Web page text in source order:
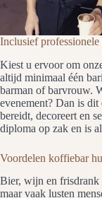
Inclusief professionele
Kiest u ervoor om
altijd minimaal één
barman of barvrouw.
evenement? Dan is
bereidt, decoreert en
diploma op zak en is
Voordelen koffiebar
Bier, wijn en frisdrank
maar vaak lusten